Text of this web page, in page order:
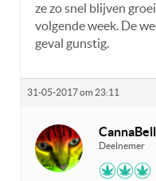
ze zo snel blijven
volgende week. De
geval gunstig.
31-05-2017 om 23:11
Deelnemer